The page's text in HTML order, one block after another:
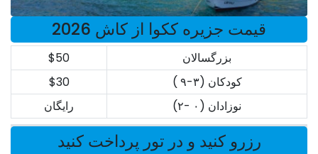
قیمت جزیره ککوا از کاش 2026
بزرگسالان
$50
کودکان (۳-۹ )
$30
نوزادان (۰ -۲)
رایگان
رزرو کنید و در تور پرداخت کنید